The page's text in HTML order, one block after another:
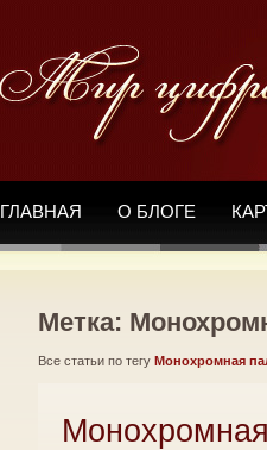
ГЛАВНАЯ О БЛОГЕ
Метка:
Все статьи по тегу Монохромная